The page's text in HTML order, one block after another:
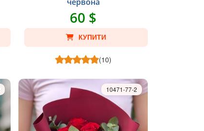
60 $
КУПИТИ
(10)
10471-77-2